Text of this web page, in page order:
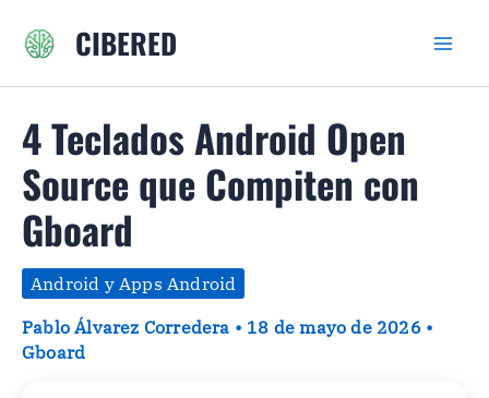
CIBERED
4 Teclados Android Open
Source que Compiten con
Gboard
Android y Apps Android
Pablo Álvarez Corredera • 18 de mayo de 2026 •
Gboard